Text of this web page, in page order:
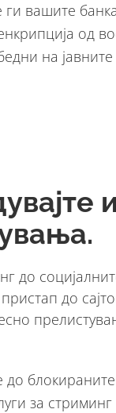
ги вашите
од
на
до
до
до
за